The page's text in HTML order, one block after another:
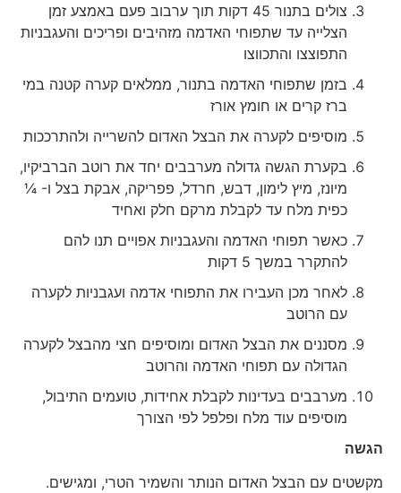
צולים בתנור 45 דקות תוך ערבוב פעם באמצע זמן
הצלייה עד שתפוחי האדמה מזהיבים ופריכים והעגבניות
התפוצצו והתכווצו
בזמן שתפוחי האדמה בתנור, ממלאים קערה קטנה במי
ברז קרים או חומץ אורז
מוסיפים לקערה את הבצל האדום להשרייה ולהתרככות
בקערת הגשה גדולה מערבבים יחד את רוטב הברביקיו,
מיונז, מיץ לימון, דבש, חרדל, פפריקה, אבקת בצל ו- ¼
כפית מלח עד לקבלת מרקם חלק ואחיד
כאשר תפוחי האדמה והעגבניות אפויים תנו להם
להתקרר במשך 5 דקות
לאחר מכן העבירו את התפוחי אדמה ועגבניות לקערה
עם הרוטב
מסננים את הבצל האדום ומוסיפים חצי מהבצל לקערה
הגדולה עם תפוחי האדמה והרוטב
מערבבים בעדינות לקבלת אחידות, טועמים התיבול,
מוסיפים עוד מלח ופלפל לפי הצורך
הגשה
מקשטים עם הבצל האדום הנותר והשמיר הטרי, ומגישים.